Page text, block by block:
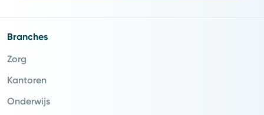
Branches
Zorg
Kantoren
Onderwijs